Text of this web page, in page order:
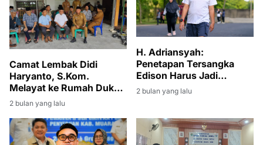
Camat Lembak Didi
Haryanto, S.Kom.
Melayat ke Rumah Duka
Istri Sekcam Gelumbang
2 bulan yang lalu
H. Adriansyah:
Penetapan Tersangka
Edison Harus Jadi
Momentum Bersih-Bersih
Korupsi di Muara Enim
2 bulan yang lalu